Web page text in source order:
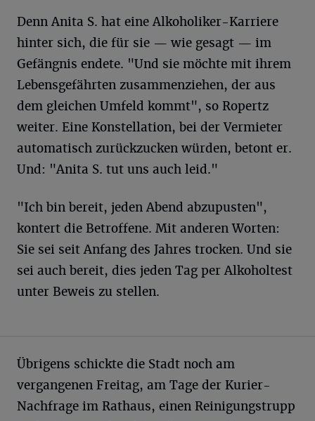
Denn Anita S. hat eine Alkoholiker-Karriere
hinter sich, die für sie — wie gesagt — im
Gefängnis endete. "Und sie möchte mit ihrem
Lebensgefährten zusammenziehen, der aus
dem gleichen Umfeld kommt", so Ropertz
weiter. Eine Konstellation, bei der Vermieter
automatisch zurückzucken würden, betont er.
Und: "Anita S. tut uns auch leid."
"Ich bin bereit, jeden Abend abzupusten",
kontert die Betroffene. Mit anderen Worten:
Sie sei seit Anfang des Jahres trocken. Und sie
sei auch bereit, dies jeden Tag per Alkoholtest
unter Beweis zu stellen.
Übrigens schickte die Stadt noch am
vergangenen Freitag, am Tage der Kurier-
Nachfrage im Rathaus, einen Reinigungstrupp